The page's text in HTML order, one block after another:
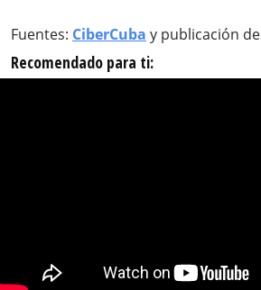
Fuentes: CiberCuba y publicación de
Recomendado para ti: